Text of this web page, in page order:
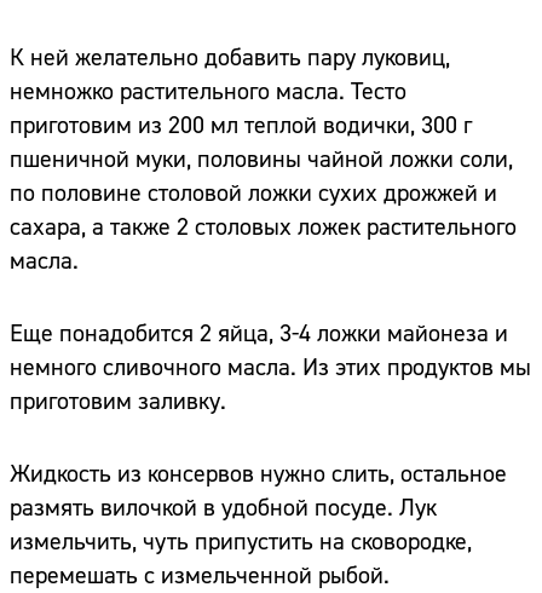
К ней желательно добавить пару луковиц,
немножко растительного масла. Тесто
приготовим из 200 мл теплой водички, 300 г
пшеничной муки, половины чайной ложки соли,
по половине столовой ложки сухих дрожжей и
сахара, а также 2 столовых ложек растительного
масла.
Еще понадобится 2 яйца, 3-4 ложки майонеза и
немного сливочного масла. Из этих продуктов мы
приготовим заливку.
Жидкость из консервов нужно слить, остальное
размять вилочкой в удобной посуде. Лук
измельчить, чуть припустить на сковородке,
перемешать с измельченной рыбой.